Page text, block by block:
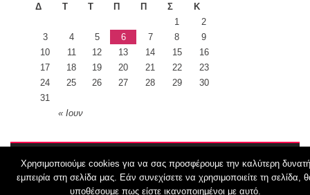
Δ
Τ Τ Π Π Σ Κ
« Ιουν
1
2
3
4 5 6 7 8
9
10
11 12 13 14 15
16
17
18 19 20 21 22
23
24
25 26 27 28 29
30
31
© 2026Σχολικά Κύματα – Τα Νέα του Γυμνασίου με Λ.Τ. Οινουσσών
Χρησιμοποιούμε cookies για να σας προσφέρουμε την καλύτερη δυνατή
εμπειρία στη σελίδα μας. Εάν συνεχίσετε να χρησιμοποιείτε τη σελίδα,
υποθέσουμε πως είστε ικανοποιημένοι με αυτό.